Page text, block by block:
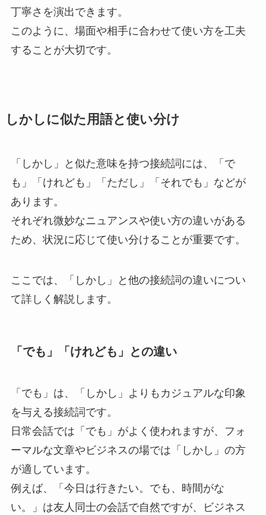
丁寧さを演出できます。
このように、場面や相手に合わせて使い方を工夫
することが大切です。
しかしに似た用語と使い分け
「しかし」と似た意味を持つ接続詞には、「で
も」「けれども」「ただし」「それでも」などが
あります。
それぞれ微妙なニュアンスや使い方の違いがある
ため、状況に応じて使い分けることが重要です。
ここでは、「しかし」と他の接続詞の違いについ
て詳しく解説します。
「でも」「けれども」との違い
「でも」は、「しかし」よりもカジュアルな印象
を与える接続詞です。
日常会話では「でも」がよく使われますが、フォ
ーマルな文章やビジネスの場では「しかし」の方
が適しています。
例えば、「今日は行きたい。でも、時間がな
い。」は友人同士の会話で自然ですが、ビジネス